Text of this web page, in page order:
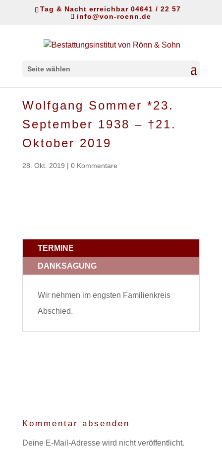
Tag & Nacht erreichbar 04641 / 22 57
info@von-roenn.de
Seite wählen
Wolfgang Sommer *23.
September 1938 – †21.
Oktober 2019
28. Okt. 2019 | 0 Kommentare
TERMINE
DANKSAGUNG
Wir nehmen im engsten Familienkreis
Abschied.
Kommentar absenden
Deine E-Mail-Adresse wird nicht veröffentlicht.